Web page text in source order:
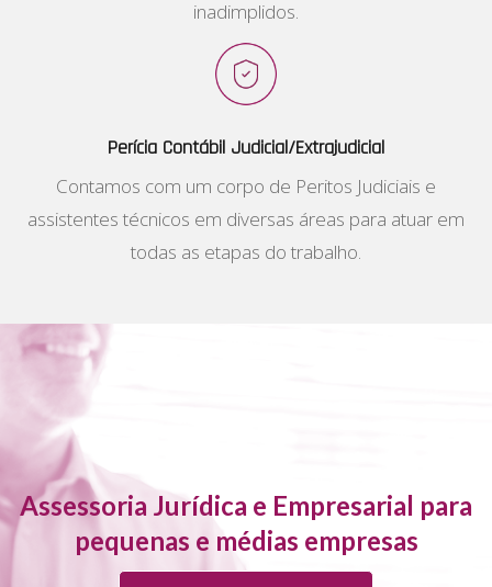
inadimplidos.
Perícia Contábil Judicial/Extrajudicial
Contamos com um corpo de Peritos Judiciais e
assistentes técnicos em diversas áreas para atuar em
todas as etapas do trabalho.
Assessoria Jurídica e Empresarial para
pequenas e médias empresas